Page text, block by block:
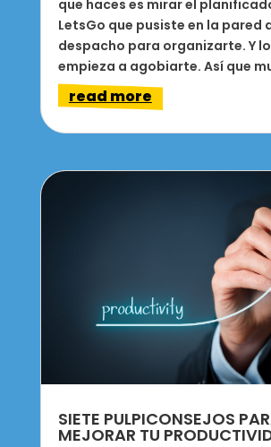
que haces es mirar el
LetsGo que pusiste en la pared
despacho para organizarte. Y
empieza a agobiarte. Así que
read more
SIETE PULPICONSEJOS
MEJORAR TU